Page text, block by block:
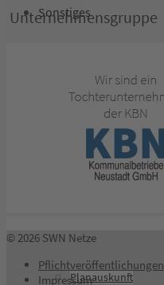
Sonstiges
Geschäftsberichte
Planauskunft
Unternehmensgruppe
© 2026 SWN Netze
Pflichtveröffentlichungen
Impressum